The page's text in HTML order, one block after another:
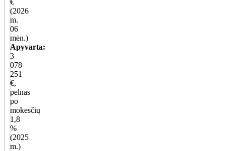
(2026
m.
06
mėn.)
Apyvarta:
3
078
251
€,
pelnas
po
mokesčių
1,8
%
(2025
m.)